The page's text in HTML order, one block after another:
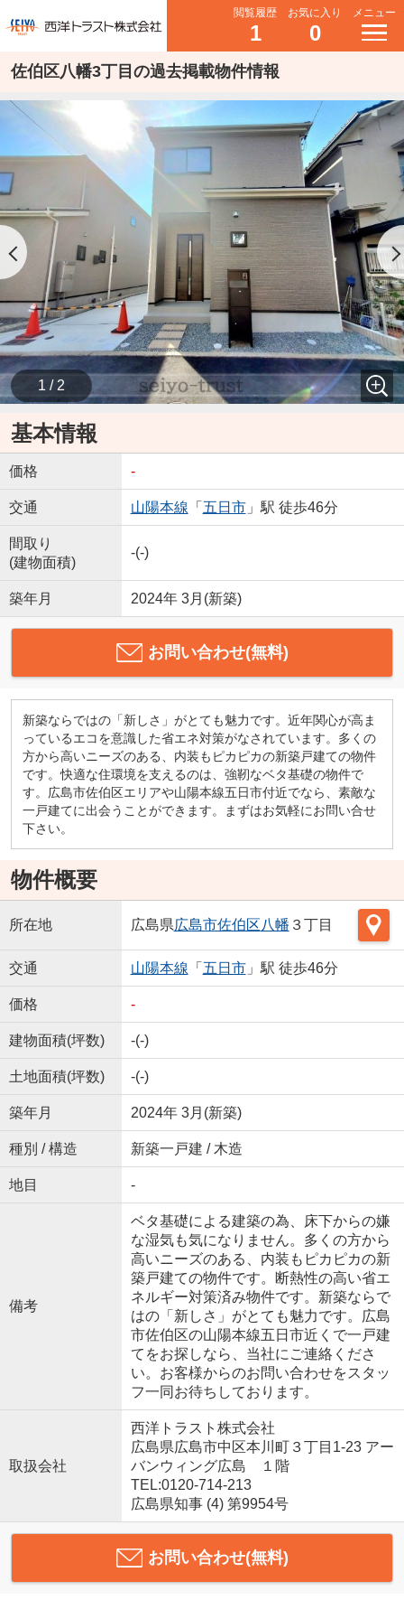
閲覧履歴
1
お気に入り
0
メニュー
佐伯区八幡3丁目の過去掲載物件情報
1 / 2
基本情報
価格 -
交通 山陽本線 「 五日市」駅 徒歩46分
間取り
(建物面積)
-(-)
築年月 2024年 3月(新築)
お問い合わせ(無料)
新築ならではの「新しさ」がとても魅力です。近年関心が高ま
っているエコを意識した省エネ対策がなされています。多くの
方から高いニーズのある、内装もピカピカの新築戸建ての物件
です。快適な住環境を支えるのは、強靭なベタ基礎の物件で
す。広島市佐伯区エリアや山陽本線五日市付近でなら、素敵な
一戸建てに出会うことができます。まずはお気軽にお問い合せ
下さい。
物件概要
所在地 広島県広島市佐伯区八幡 ３丁目
交通 山陽本線 「 五日市」駅 徒歩46分
価格 -
建物面積(坪数) -(-)
土地面積(坪数) -(-)
築年月 2024年 3月(新築)
種別 / 構造 新築一戸建 / 木造
地目 -
備考
ベタ基礎による建築の為、床下からの嫌
な湿気も気になりません。多くの方から
高いニーズのある、内装もピカピカの新
築戸建ての物件です。断熱性の高い省エ
ネルギー対策済み物件です。新築ならで
はの「新しさ」がとても魅力です。広島
市佐伯区の山陽本線五日市近くで一戸建
てをお探しなら、当社にご連絡くださ
い。お客様からのお問い合わせをスタッ
フ一同お待ちしております。
取扱会社
西洋トラスト株式会社
広島県広島市中区本川町３丁目1-23 アー
バンウィング広島 １階
TEL:0120-714-213
広島県知事 (4) 第9954号
お問い合わせ(無料)